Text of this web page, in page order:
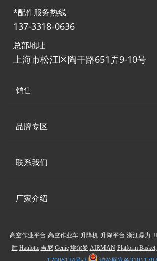
*配件服务热线
137-3318-0636
总部地址
上海市松江区陶干路651弄9-10号
销售
品牌专区
联系我们
厂家介绍
高空作业平台 高空作业车 升降机 升降平台 浙江鼎力
胜 Haulotte 吉尼 Genie 埃尔曼 AIRMAN Platform Basket